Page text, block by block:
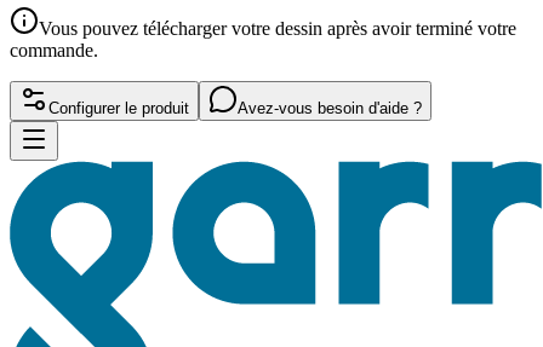
Vous pouvez télécharger votre dessin après avoir terminé votre
commande.
Configurer le produit Avez-vous besoin d'aide ?